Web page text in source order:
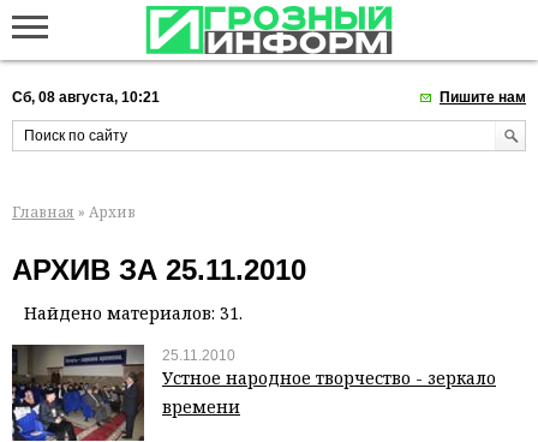
Сб, 08 августа, 10:21 Пишите нам
Главная » Архив
АРХИВ ЗА 25.11.2010
Найдено материалов: 31.
25.11.2010
Устное народное творчество - зеркало
времени